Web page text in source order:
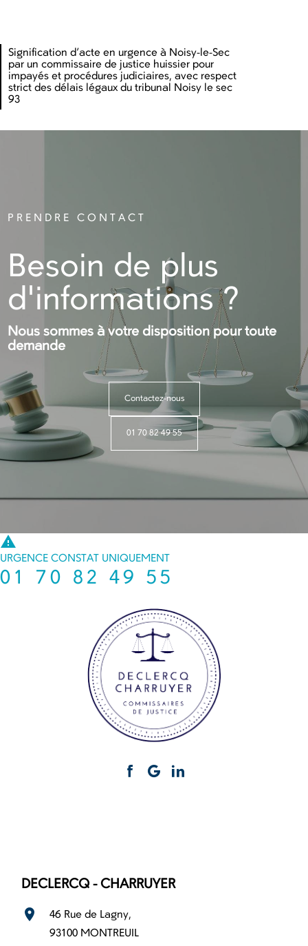
Signification d’acte en urgence à Noisy-le-Sec
par un commissaire de justice huissier pour
impayés et procédures judiciaires, avec respect
strict des délais légaux du tribunal Noisy le sec
93
PRENDRE CONTACT
Besoin de plus
d'informations ?
Nous sommes à votre disposition pour toute
demande
Contactez-nous
01 70 82 49 55
warning
URGENCE CONSTAT UNIQUEMENT
01 70 82 49 55
DECLERCQ - CHARRUYER
location_on
46 Rue de Lagny,
93100 MONTREUIL